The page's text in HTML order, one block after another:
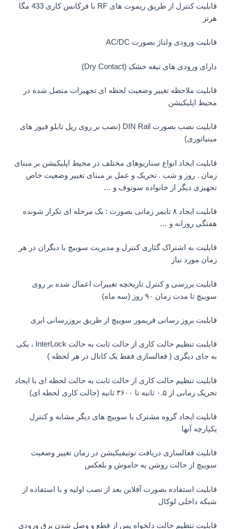
قابلیت کنترل از طریق ریموت های RF با فرکانس کاری 433 مگا
هرتز
قابلیت ورودی ولتاژ بصورت AC/DC
دارای ورودی های تیغه خشک (Dry Contact)
قابلیت ملاحظه تغییر وضعیت لحظه ای تجهیزات متصل شده در
محیط اپلیکیشن
قابلیت نصب بصورت DIN Rail (نصب بر روی ریل تابلو فیوز های
مینیاتوری)
قابلیت ایجاد انواع سناریوهای مختلف در محیط اپلیکیشن بر مبنای
زمان . روز و شب . تحریک و عمل بر مبنای تغییر وضعیت خاص
تجهیزی دیگر از خانواده سونوف و …
قابلیت ایجاد ۸ تایمر زمانی بصورت : یک مرحله ای تکرار شونده
هفتگی روزانه و …
قابلیت به اشتراک گئاری کنترل و مدیریت سوییچ با دیگران در هر
زمان مورد نیاز
قابلیت بررسی و کنترل تاریخچه تغییرات اعمال شده بر روی
سوییچ تا مدت زمان ۹۰ روز (سه ماه)
قابلیت بروز رسانی فریمور سوییچ از طریق بروزرسانی ابری
قابلیت تنظیم حالت کاری از حالت ثابت به حالت InterLock ، یکی
به جای دیگری ( فعالسازی فقط یک کانال در هر لحظه )
قابلیت تنظیم حالت کاری از حالت ثابت به حالت لحظه ای با ایجاد
تحریک زمانی از ۰.۵ ثانیه تا ۳۶۰۰ ثانیه (حالت کاری لحظه ای)
قابلیت ایجاد گروه مشترک با سوییچ های دیگر مشابه و کنترل
یکپارچه آنها
قابلیت فعالسازی دریافت نوتیفیکیشن در زمان تغییر وضعیت
سوییچ از حالت روشن به خاموش و بلعکس
قابلیت استفاده بصورت آفلاین بعد از نصب اولیه و با استفاده از
شبکه داخلی لوکال
قابلیت تنظیم حالت دلخواه پس از قطع و وصل شدن برق ورودی